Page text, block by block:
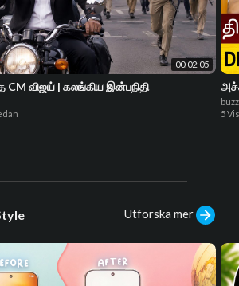
00:02:05
CM விஜய் | கலங்கிய இன்பநிதி
5
Utforska mer